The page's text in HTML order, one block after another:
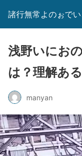
諸行無常よのぉでい
浅野いにお
は？理解あ
manyan